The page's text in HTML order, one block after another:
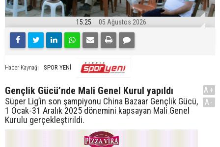
15:25 05 Ağustos 2026
Haber Kaynağı SPOR YENİ
Gençlik Gücü’nde Mali Genel Kurul yapıldı
Süper Lig’in son şampiyonu China Bazaar Gençlik Gücü,
1 Ocak-31 Aralık 2025 dönemini kapsayan Mali Genel
Kurulu gerçekleştirildi.
A+
A-